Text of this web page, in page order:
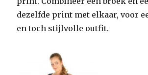
dezelfde print met elkaar, voor
en toch stijlvolle outfit.